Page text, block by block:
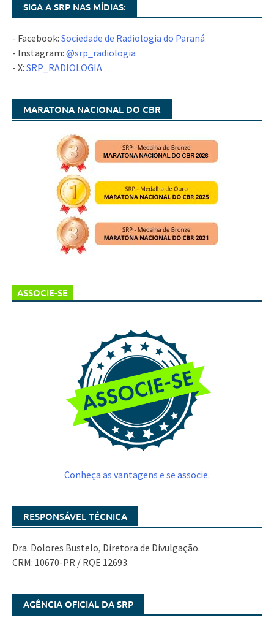
SIGA A SRP NAS MÍDIAS:
- Facebook: Sociedade de Radiologia do Paraná
- Instagram: @srp_radiologia
- X: SRP_RADIOLOGIA
MARATONA NACIONAL DO CBR
ASSOCIE-SE
Conheça as vantagens e se associe.
RESPONSÁVEL TÉCNICA
Dra. Dolores Bustelo, Diretora de Divulgação.
CRM: 10670-PR / RQE 12693.
AGÊNCIA OFICIAL DA SRP